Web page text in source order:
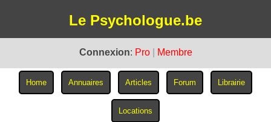
Le Psychologue.be
Connexion: Pro Membre